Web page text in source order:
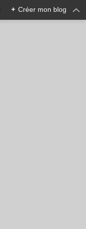
+ Créer mon blog